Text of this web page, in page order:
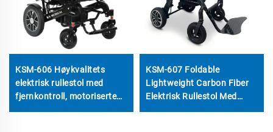
KSM-606 Høykvalitets
elektrisk rullestol med
fjernkontroll, motoriserte
KSM-607 Foldable
Lightweight Carbon Fiber
Elektrisk Rullestol Med